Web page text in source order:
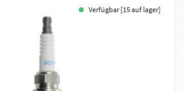
Verfügbar [15 auf lager]